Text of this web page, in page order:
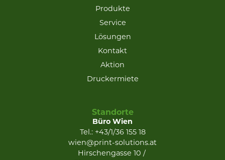
Produkte
Service
Lösungen
Kontakt
Aktion
Druckermiete
Standorte
Büro Wien
Tel.: +43/1/36 155 18
wien@print-solutions.at
Hirschengasse 10 /